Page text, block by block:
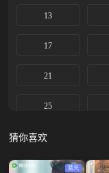
13
17
21
25
29
猜你喜欢
蓝光